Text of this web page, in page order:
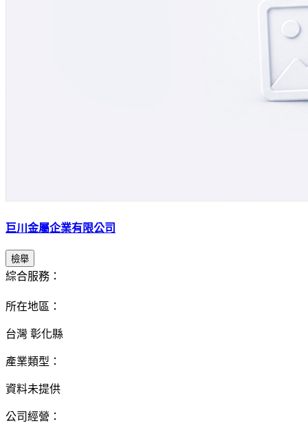
巨川金屬企業有限公司
檢舉
綜合服務：
所在地區：
台灣 彰化縣
產業類型：
資料未提供
公司經營：